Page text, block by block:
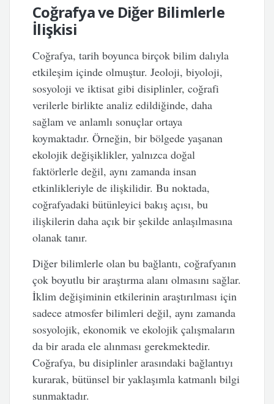
Coğrafya ve Diğer Bilimlerle
İlişkisi
Coğrafya, tarih boyunca birçok bilim dalıyla
etkileşim içinde olmuştur. Jeoloji, biyoloji,
sosyoloji ve iktisat gibi disiplinler, coğrafi
verilerle birlikte analiz edildiğinde, daha
sağlam ve anlamlı sonuçlar ortaya
koymaktadır. Örneğin, bir bölgede yaşanan
ekolojik değişiklikler, yalnızca doğal
faktörlerle değil, aynı zamanda insan
etkinlikleriyle de ilişkilidir. Bu noktada,
coğrafyadaki bütünleyici bakış açısı, bu
ilişkilerin daha açık bir şekilde anlaşılmasına
olanak tanır.
Diğer bilimlerle olan bu bağlantı, coğrafyanın
çok boyutlu bir araştırma alanı olmasını sağlar.
İklim değişiminin etkilerinin araştırılması için
sadece atmosfer bilimleri değil, aynı zamanda
sosyolojik, ekonomik ve ekolojik çalışmaların
da bir arada ele alınması gerekmektedir.
Coğrafya, bu disiplinler arasındaki bağlantıyı
kurarak, bütünsel bir yaklaşımla katmanlı bilgi
sunmaktadır.